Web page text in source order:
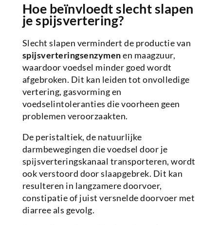
Hoe beïnvloedt slecht slapen
je spijsvertering?
Slecht slapen vermindert de productie van
spijsverteringsenzymenen maagzuur,
waardoor voedsel minder goed wordt
afgebroken. Dit kan leiden tot onvolledige
vertering, gasvorming en
voedselintoleranties die voorheen geen
problemen veroorzaakten.
De peristaltiek, de natuurlijke
darmbewegingen die voedsel door je
spijsverteringskanaal transporteren, wordt
ook verstoord door slaapgebrek. Dit kan
resulteren in langzamere doorvoer,
constipatie of juist versnelde doorvoer met
diarree als gevolg.